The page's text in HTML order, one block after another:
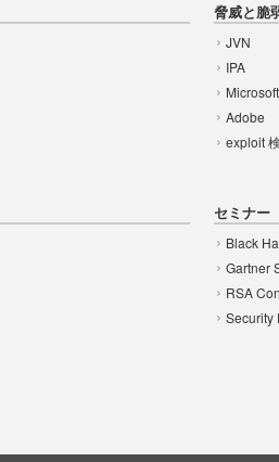
脅威と脆
JVN
IPA
Microsoft
Adobe
exploit
セミナー
Black
Gartner
RSA
Security